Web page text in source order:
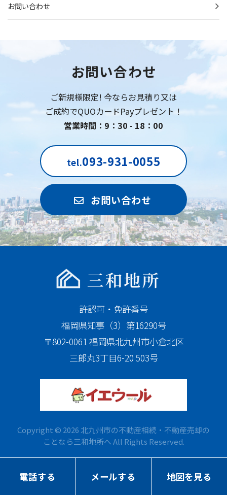
お問い合わせ
お問い合わせ
ご新規様限定! 今ならお見積り又は
ご成約でQUOカードPayプレゼント！
営業時間：9：30 - 18：00
tel.093-931-0055
お問い合わせ
許認可・免許番号
福岡県知事（3）第16290号
〒802-0061 福岡県北九州市小倉北区
三郎丸3丁目6-20 503号
Copyright © 2026 北九州市の不動産相続・不動産売却の
ことなら三和地所へ All Rights Reserved.
電話する メールする 地図を見る